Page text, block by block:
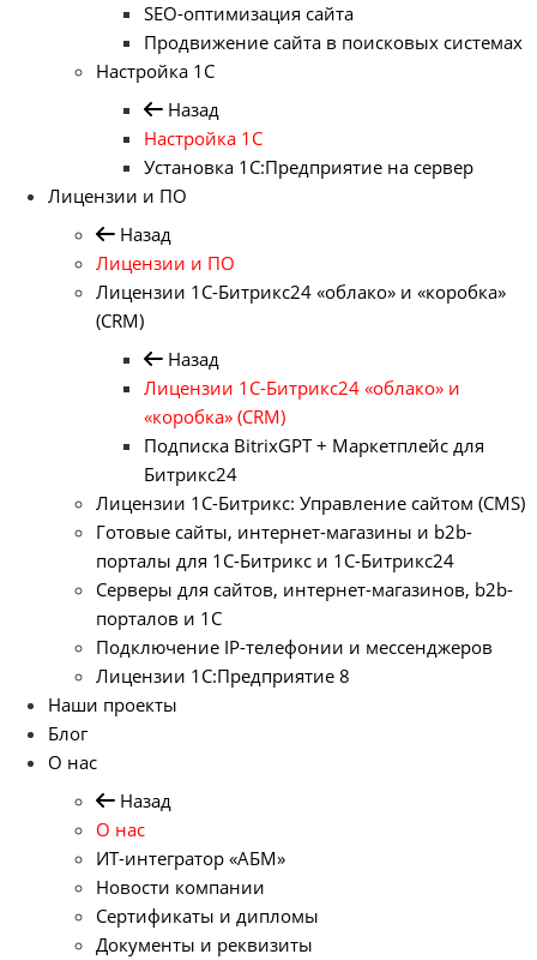
SEO-оптимизация сайта
Продвижение сайта в поисковых системах
Настройка 1С
Назад
Настройка 1С
Установка 1С:Предприятие на сервер
Лицензии и ПО
Назад
Лицензии и ПО
Лицензии 1С-Битрикс24 «облако» и «коробка»
(CRM)
Назад
Лицензии 1С-Битрикс24 «облако» и
«коробка» (CRM)
Подписка BitrixGPT + Маркетплейс для
Битрикс24
Лицензии 1С-Битрикс: Управление сайтом (CMS)
Готовые сайты, интернет-магазины и b2b-
порталы для 1С-Битрикс и 1С-Битрикс24
Серверы для сайтов, интернет-магазинов, b2b-
порталов и 1С
Подключение IP-телефонии и мессенджеров
Лицензии 1C:Предприятие 8
Наши проекты
Блог
О нас
Назад
О нас
ИТ-интегратор «АБМ»
Новости компании
Сертификаты и дипломы
Документы и реквизиты